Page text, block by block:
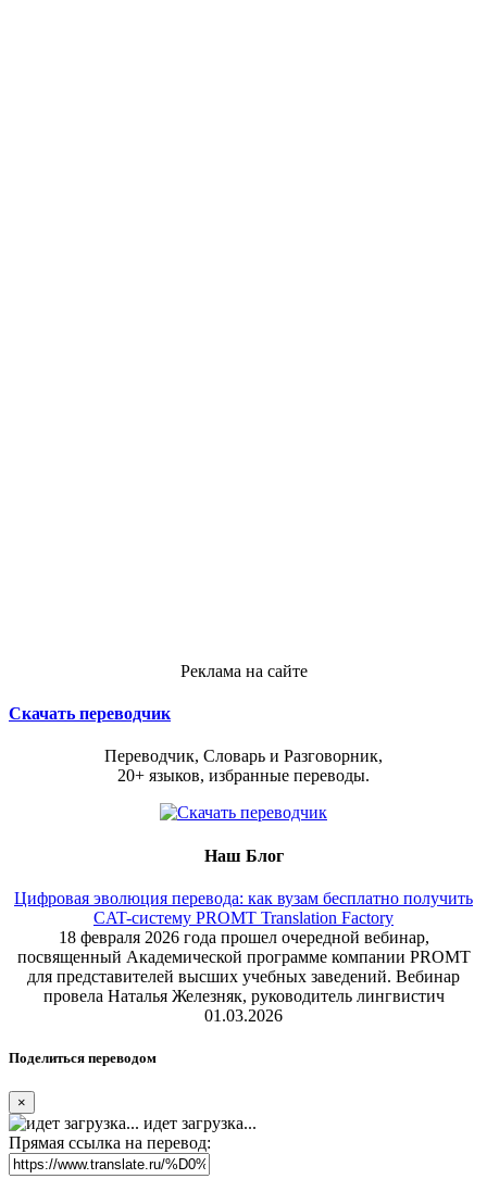
Реклама на сайте
Скачать переводчик
Переводчик, Словарь и Разговорник,
20+ языков, избранные переводы.
Наш Блог
Цифровая эволюция перевода: как вузам бесплатно получить
CAT-систему PROMT Translation Factory
18 февраля 2026 года прошел очередной вебинар,
посвященный Академической программе компании PROMT
для представителей высших учебных заведений. Вебинар
провела Наталья Железняк, руководитель лингвистич
01.03.2026
Поделиться переводом
×
идет загрузка...
Прямая ссылка на перевод: